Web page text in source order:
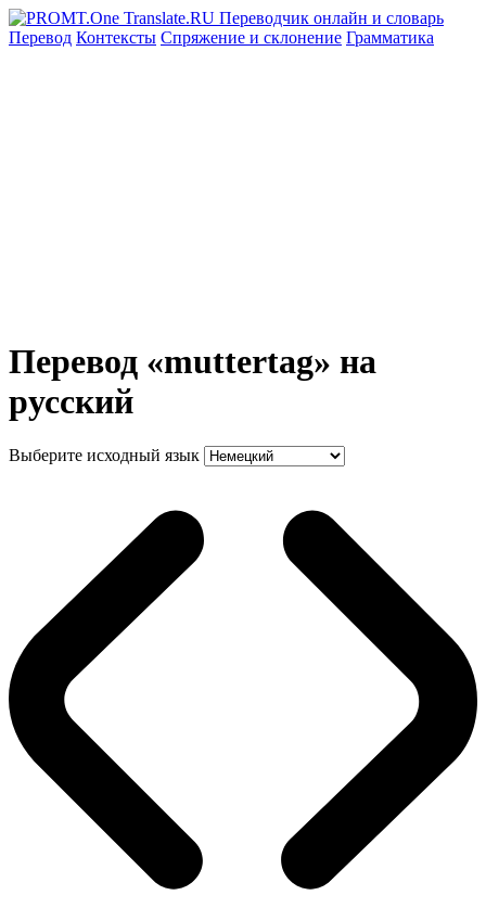
Перевод Контексты Спряжение и склонение Грамматика
Перевод «muttertag» на
русский
Выберите исходный язык